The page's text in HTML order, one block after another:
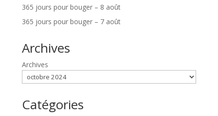
365 jours pour bouger – 8 août
365 jours pour bouger – 7 août
Archives
Archives
Catégories